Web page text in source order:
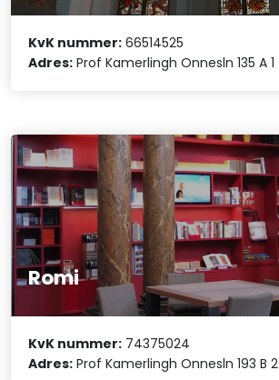
KvK nummer: 66514525
Adres: Prof Kamerlingh Onnesln 135 A 1
Romi
KvK nummer: 74375024
Adres: Prof Kamerlingh Onnesln 193 B 2